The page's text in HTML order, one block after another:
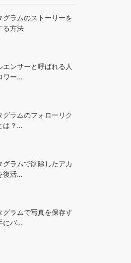
グラムのストーリーを
る方法
エンサーと呼ばれる人
ワー…
グラムのフォローリク
は？…
グラムで削除したアカ
復活…
グラムで写真を保存す
にバ…